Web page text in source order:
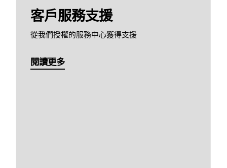
客戶服務支援
從我們授權的服務中心獲得支援
閱讀更多